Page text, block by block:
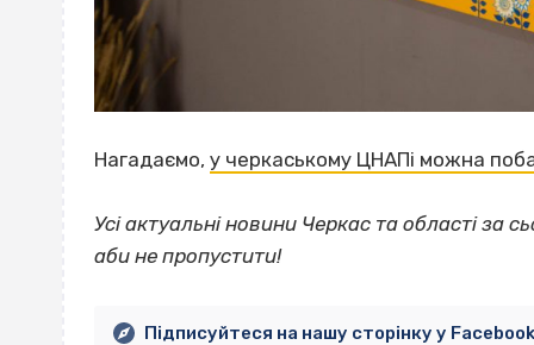
Нагадаємо, у черкаському ЦНАПі можна
Усі актуальні новини Черкас та області за
аби не пропустити!
Підписуйтеся на нашу сторінку у Facebook